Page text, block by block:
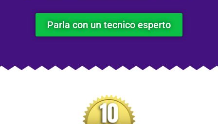
Parla con un tecnico esperto